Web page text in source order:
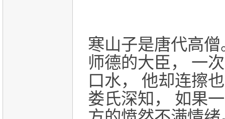
寒山子是唐代高
师德的大臣， 一
口水， 他却连擦
娄氏深知， 如果